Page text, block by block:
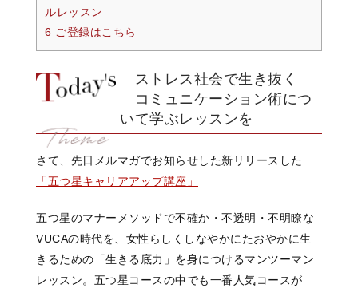
ルレッスン
6 ご登録はこちら
ストレス社会で生き抜く
コミュニケーション術につ
いて学ぶレッスンを
さて、先日メルマガでお知らせした新リリースした
「五つ星キャリアアップ講座」
五つ星のマナーメソッドで不確か・不透明・不明瞭な
VUCAの時代を、 女性らしくしなやかにたおやかに生
きるための 「生きる底力」を身につけるマンツーマン
レッスン。 五つ星コースの中でも一番人気コースが